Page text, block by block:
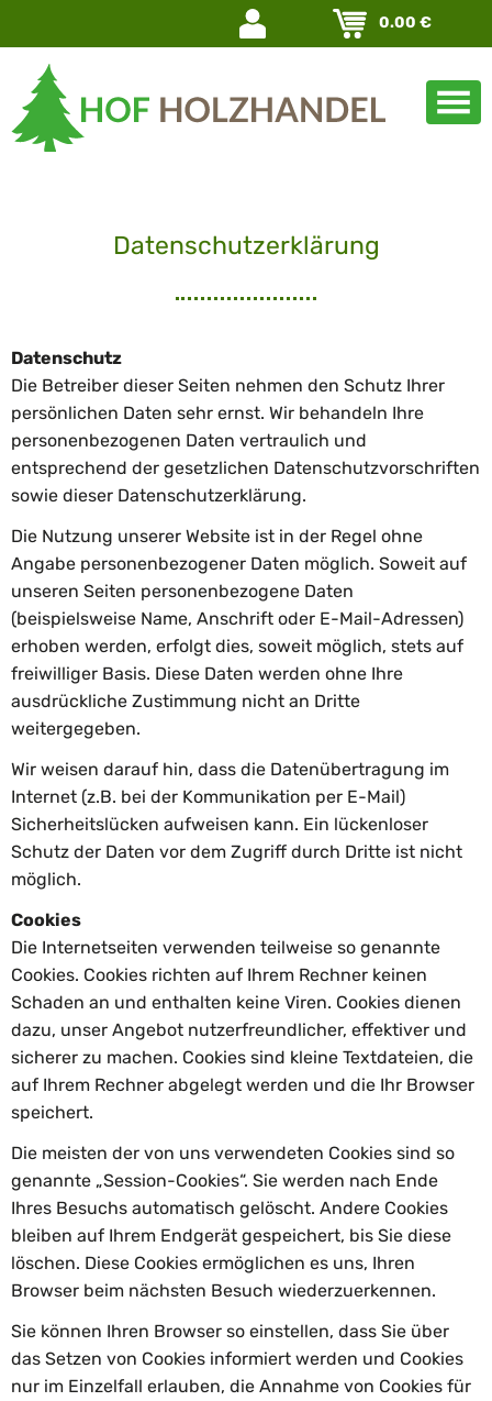
Navigation
überspringen
0.00 €
Datenschutzerklärung
Datenschutz
Die Betreiber dieser Seiten nehmen den Schutz Ihrer
persönlichen Daten sehr ernst. Wir behandeln Ihre
personenbezogenen Daten vertraulich und
entsprechend der gesetzlichen Datenschutzvorschriften
sowie dieser Datenschutzerklärung.
Die Nutzung unserer Website ist in der Regel ohne
Angabe personenbezogener Daten möglich. Soweit auf
unseren Seiten personenbezogene Daten
(beispielsweise Name, Anschrift oder E-Mail-Adressen)
erhoben werden, erfolgt dies, soweit möglich, stets auf
freiwilliger Basis. Diese Daten werden ohne Ihre
ausdrückliche Zustimmung nicht an Dritte
weitergegeben.
Wir weisen darauf hin, dass die Datenübertragung im
Internet (z.B. bei der Kommunikation per E-Mail)
Sicherheitslücken aufweisen kann. Ein lückenloser
Schutz der Daten vor dem Zugriff durch Dritte ist nicht
möglich.
Cookies
Die Internetseiten verwenden teilweise so genannte
Cookies. Cookies richten auf Ihrem Rechner keinen
Schaden an und enthalten keine Viren. Cookies dienen
dazu, unser Angebot nutzerfreundlicher, effektiver und
sicherer zu machen. Cookies sind kleine Textdateien, die
auf Ihrem Rechner abgelegt werden und die Ihr Browser
speichert.
Die meisten der von uns verwendeten Cookies sind so
genannte „Session-Cookies“. Sie werden nach Ende
Ihres Besuchs automatisch gelöscht. Andere Cookies
bleiben auf Ihrem Endgerät gespeichert, bis Sie diese
löschen. Diese Cookies ermöglichen es uns, Ihren
Browser beim nächsten Besuch wiederzuerkennen.
Sie können Ihren Browser so einstellen, dass Sie über
das Setzen von Cookies informiert werden und Cookies
nur im Einzelfall erlauben, die Annahme von Cookies für